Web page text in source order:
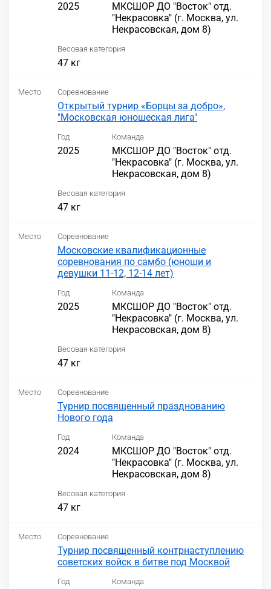
2025
МКСШОР ДО "Восток" отд.
"Некрасовка" (г. Москва, ул.
Некрасовская, дом 8)
Весовая категория
47 кг
Место Соревнование
Открытый турнир «Борцы за добро»,
"Московская юношеская лига"
Год
2025
Команда
МКСШОР ДО "Восток" отд.
"Некрасовка" (г. Москва, ул.
Некрасовская, дом 8)
Весовая категория
47 кг
Место Соревнование
Московские квалификационные
соревнования по самбо (юноши и
девушки 11-12, 12-14 лет)
Год
2025
Команда
МКСШОР ДО "Восток" отд.
"Некрасовка" (г. Москва, ул.
Некрасовская, дом 8)
Весовая категория
47 кг
Место Соревнование
Турнир посвященный празднованию
Нового года
Год
2024
Команда
МКСШОР ДО "Восток" отд.
"Некрасовка" (г. Москва, ул.
Некрасовская, дом 8)
Весовая категория
47 кг
Место Соревнование
Турнир посвященный контрнаступлению
советских войск в битве под Москвой
Год Команда